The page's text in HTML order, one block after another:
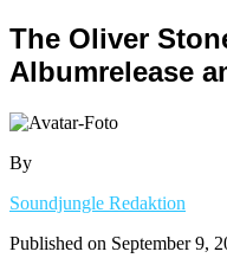
The Oliver
Albumrelease
By
Soundjungle Redaktion
Published on September 9,